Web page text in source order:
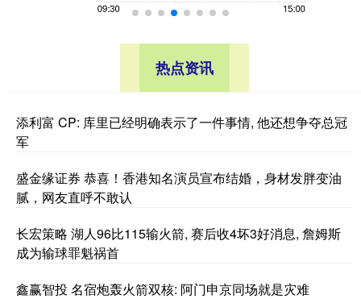
热点资讯
添利富 CP: 库里已经明确表示了一件事情, 他还想争夺总冠
军
盛金缘证券 恭喜！香港知名演员宣布结婚，身材发胖变油
腻，网友直呼不敢认
长宏策略 湖人96比115输火箭, 赛后收4坏3好消息, 詹姆斯
成为输球罪魁祸首
鑫赢智投 名宿炮轰火箭双核: 阿门申京同场就是灾难